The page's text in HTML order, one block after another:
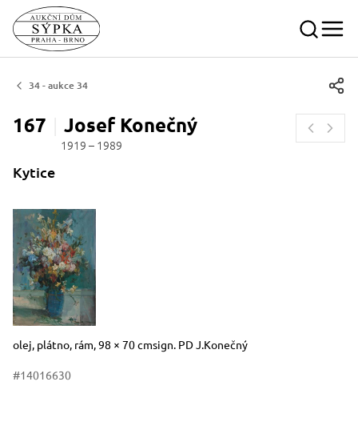
34 - aukce 34
167 Josef Konečný
1919 – 1989
Kytice
Rozměry
Stručný popis předmětu
olej, plátno, rám, 98 × 70 cmsign. PD J.Konečný
#14016630